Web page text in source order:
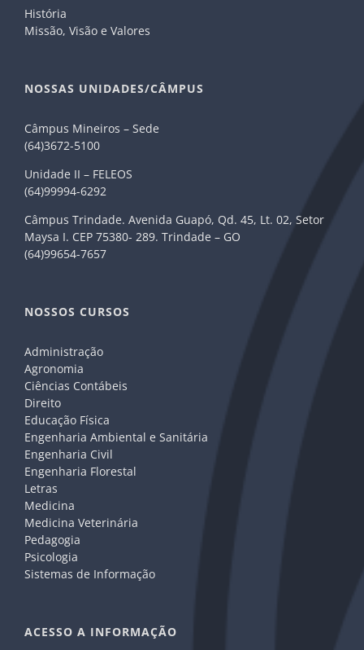
História
Missão, Visão e Valores
NOSSAS UNIDADES/CÂMPUS
Câmpus Mineiros – Sede
(64)3672-5100
Unidade II – FELEOS
(64)99994-6292
Câmpus Trindade. Avenida Guapó, Qd. 45, Lt. 02, Setor
Maysa I. CEP 75380- 289. Trindade – GO
(64)99654-7657
NOSSOS CURSOS
Administração
Agronomia
Ciências Contábeis
Direito
Educação Física
Engenharia Ambiental e Sanitária
Engenharia Civil
Engenharia Florestal
Letras
Medicina
Medicina Veterinária
Pedagogia
Psicologia
Sistemas de Informação
ACESSO A INFORMAÇÃO